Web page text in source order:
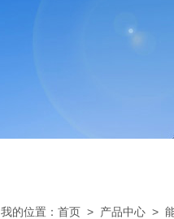
我的位置： 首页 > 产品中心 >